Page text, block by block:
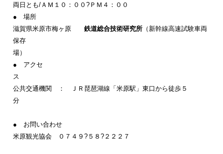
両日とも/ＡＭ１０：００?ＰＭ４：００
● 場所
滋賀県米原市梅ヶ原
鉄道総合技術研究所（新幹線高速試験車両
保存
場）
● アクセ
公共交通機関 ： ＪＲ琵琶湖線「米原駅」東口から徒歩５
● お問い合わせ
米原観光協会 ０７４９?５８?２２２７